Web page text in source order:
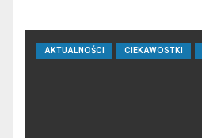
AKTUALNOŚCI CIEKAWOSTKI